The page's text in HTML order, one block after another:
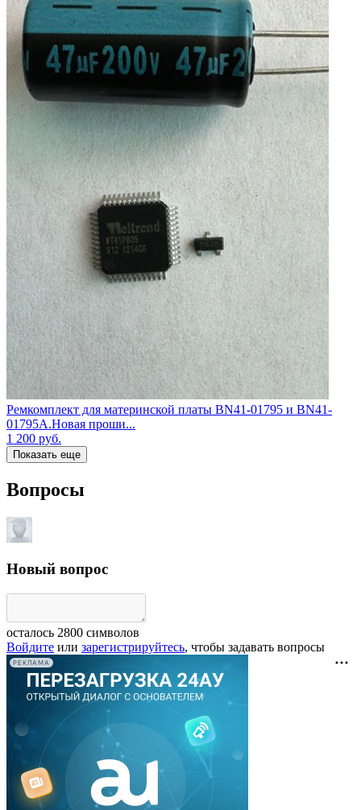
Ремкомплект для материнской платы BN41-01795 и BN41-
01795A.Новая проши...
1 200 руб.
Показать еще
Вопросы
Новый вопрос
осталось 2800 символов
Войдите или зарегистрируйтесь, чтобы задавать вопросы
РЕКЛАМА